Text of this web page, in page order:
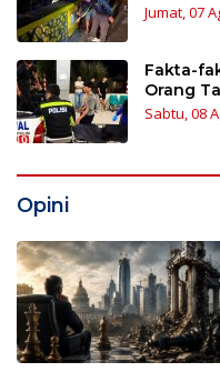
Jumat, 07
Fakta-
Orang
Sabtu, 08
Opini